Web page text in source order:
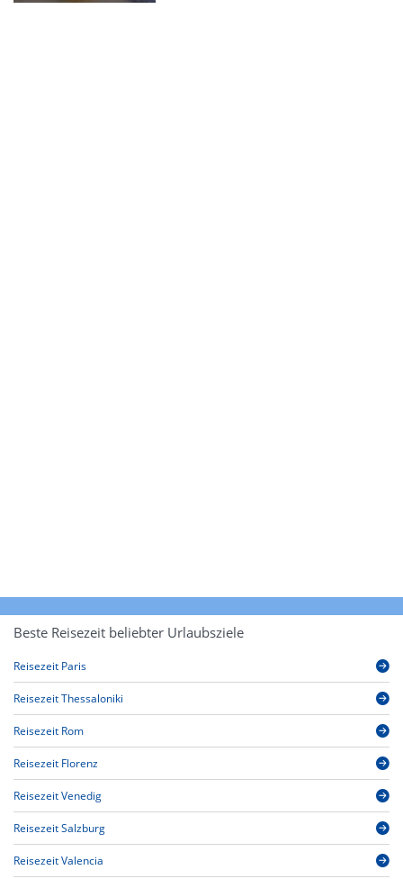
Beste Reisezeit beliebter Urlaubsziele
Reisezeit Paris
Reisezeit Thessaloniki
Reisezeit Rom
Reisezeit Florenz
Reisezeit Venedig
Reisezeit Salzburg
Reisezeit Valencia